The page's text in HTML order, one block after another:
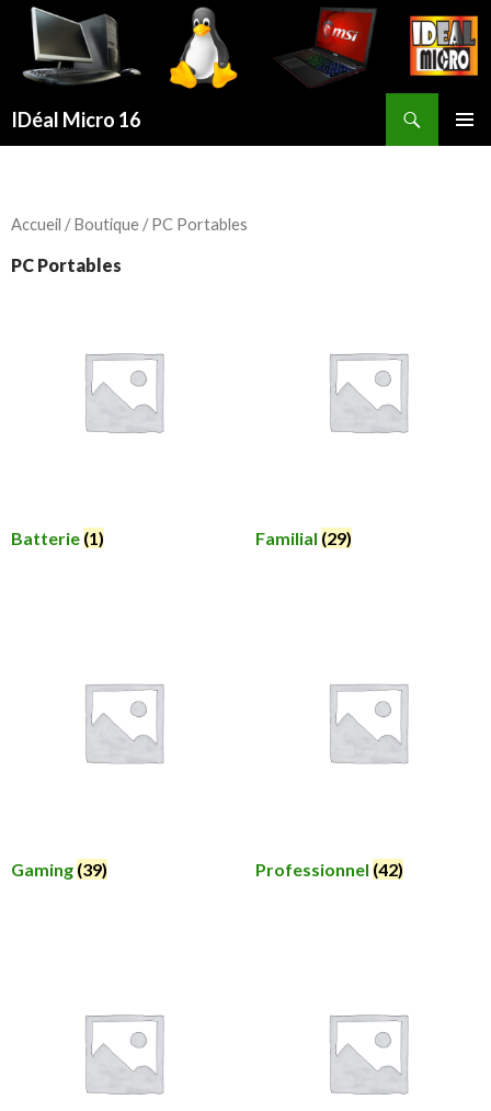
IDéal Micro 16
Accueil /Boutique / PC Portables
PC Portables
Batterie (1) Familial (29)
Gaming (39) Professionnel (42)